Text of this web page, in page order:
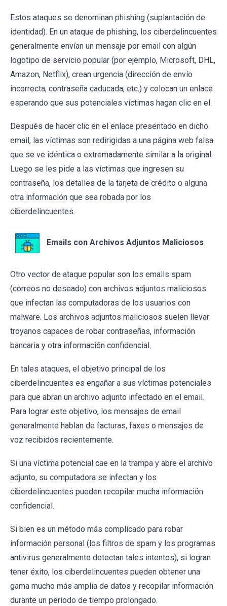
Estos ataques se denominan phishing (suplantación de
identidad). En un ataque de phishing, los ciberdelincuentes
generalmente envían un mensaje por email con algún
logotipo de servicio popular (por ejemplo, Microsoft, DHL,
Amazon, Netflix), crean urgencia (dirección de envío
incorrecta, contraseña caducada, etc.) y colocan un enlace
esperando que sus potenciales víctimas hagan clic en el.
Después de hacer clic en el enlace presentado en dicho
email, las víctimas son redirigidas a una página web falsa
que se ve idéntica o extremadamente similar a la original.
Luego se les pide a las víctimas que ingresen su
contraseña, los detalles de la tarjeta de crédito o alguna
otra información que sea robada por los
ciberdelincuentes.
Emails con Archivos Adjuntos Maliciosos
Otro vector de ataque popular son los emails spam
(correos no deseado) con archivos adjuntos maliciosos
que infectan las computadoras de los usuarios con
malware. Los archivos adjuntos maliciosos suelen llevar
troyanos capaces de robar contraseñas, información
bancaria y otra información confidencial.
En tales ataques, el objetivo principal de los
ciberdelincuentes es engañar a sus víctimas potenciales
para que abran un archivo adjunto infectado en el email.
Para lograr este objetivo, los mensajes de email
generalmente hablan de facturas, faxes o mensajes de
voz recibidos recientemente.
Si una víctima potencial cae en la trampa y abre el archivo
adjunto, su computadora se infectan y los
ciberdelincuentes pueden recopilar mucha información
confidencial.
Si bien es un método más complicado para robar
información personal (los filtros de spam y los programas
antivirus generalmente detectan tales intentos), si logran
tener éxito, los ciberdelincuentes pueden obtener una
gama mucho más amplia de datos y recopilar información
durante un período de tiempo prolongado.